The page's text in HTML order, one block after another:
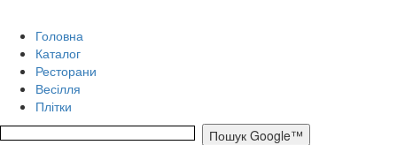
Головна
Каталог
Ресторани
Весілля
Плітки